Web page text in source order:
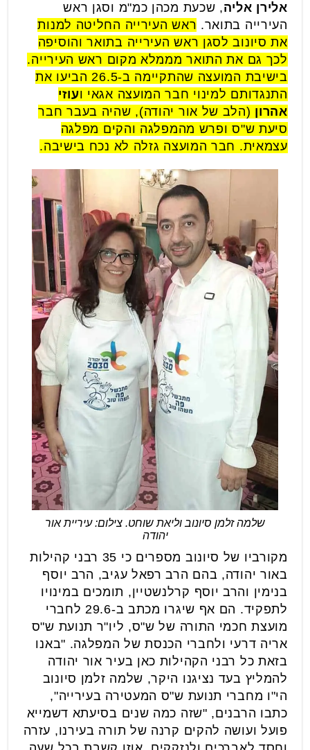
אלירן אליה, שכעת מכהן כמ"מ וסגן ראש
העירייה בתואר. ראש העירייה החליטה למנות
את סיונוב לסגן ראש העירייה בתואר והוסיפה
לכך גם את התואר מממלא מקום ראש העירייה.
בישיבת המועצה שהתקיימה ב-26.5 הביעו את
התנגדותם למינוי חבר המועצה אגאי ועוזי
אהרון (הלב של אור יהודה), שהיה בעבר חבר
סיעת ש"ס ופרש מהמפלגה והקים מפלגה
עצמאית. חבר המועצה גזלה לא נכח בישיבה.
שלמה זלמן סיונוב וליאת שוחט. צילום: עיריית אור
יהודה
מקורביו של סיונוב מספרים כי 35 רבני קהילות
באור יהודה, בהם הרב רפאל עגיב, הרב יוסף
בנימין והרב יוסף קרלנשטיין, תומכים במינויו
לתפקיד. הם אף שיגרו מכתב ב-29.6 לחברי
מועצת חכמי התורה של ש"ס, ליו"ר תנועת ש"ס
אריה דרעי ולחברי הכנסת של המפלגה. "באנו
בזאת כל רבני הקהילות כאן בעיר אור יהודה
להמליץ בעד נציגנו היקר, שלמה זלמן סיונוב
הי"ו מחברי תנועת ש"ס המעטירה בעירייה",
כתבו הרבנים, "שזה כמה שנים בסיעתא דשמייא
פועל ועושה להקים קרנה של תורה בעירנו, עזרה